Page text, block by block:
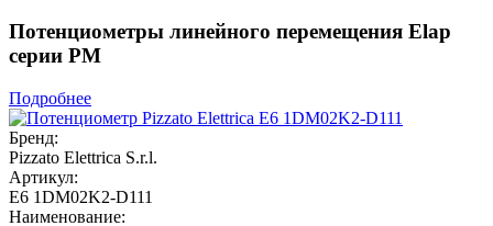
Потенциометры линейного перемещения Elap
серии PM
Подробнее
Бренд:
Pizzato Elettrica S.r.l.
Артикул:
E6 1DM02K2-D111
Наименование: